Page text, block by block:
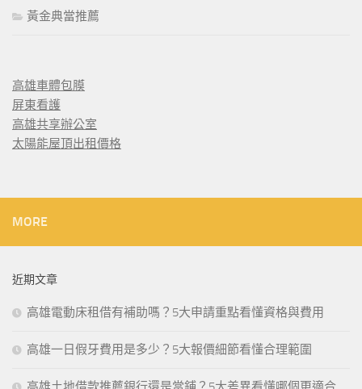
黃金典當推薦
高雄車體包膜
屏東看護
高雄共享辦公室
太陽能屋頂出租價格
MORE
近期文章
高雄電動床租借有補助嗎？5大申請重點看懂資格與費用
高雄一日假牙費用是多少？5大報價細節看懂合理範圍